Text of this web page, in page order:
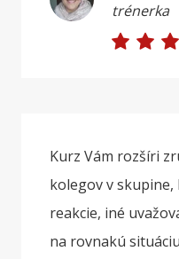
trénerka
Kurz Vám rozšíri
kolegov v
reakcie, iné
na rovnakú